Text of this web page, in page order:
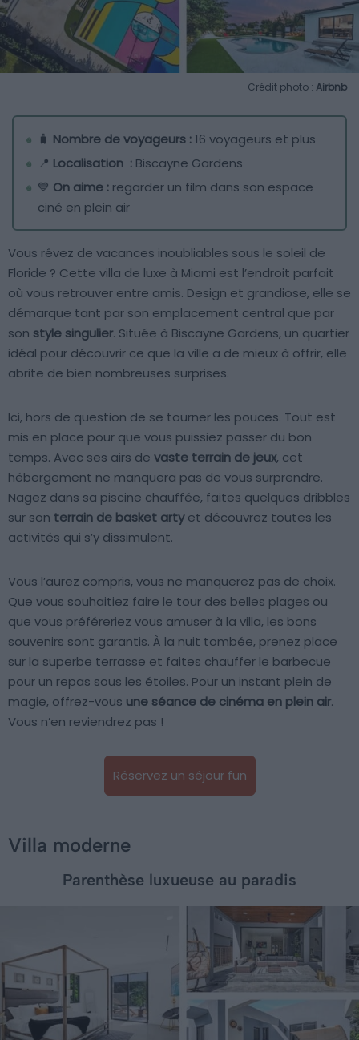
Crédit photo : Airbnb
🧳 Nombre de voyageurs :16 voyageurs et plus
📍 Localisation : Biscayne Gardens
💙 On aime : regarder un film dans son espace
ciné en plein air
Vous rêvez de vacances inoubliables sous le soleil de
Floride ? Cette villa de luxe à Miami est l’endroit parfait
où vous retrouver entre amis. Design et grandiose, elle se
démarque tant par son emplacement central que par
son style singulier. Située à Biscayne Gardens, un quartier
idéal pour découvrir ce que la ville a de mieux à offrir, elle
abrite de bien nombreuses surprises.
Ici, hors de question de se tourner les pouces. Tout est
mis en place pour que vous puissiez passer du bon
temps. Avec ses airs de vaste terrain de jeux, cet
hébergement ne manquera pas de vous surprendre.
Nagez dans sa piscine chauffée, faites quelques dribbles
sur son terrain de basket artyet découvrez toutes les
activités qui s’y dissimulent.
Vous l’aurez compris, vous ne manquerez pas de choix.
Que vous souhaitiez faire le tour des belles plages ou
que vous préféreriez vous amuser à la villa, les bons
souvenirs sont garantis. À la nuit tombée, prenez place
sur la superbe terrasse et faites chauffer le barbecue
pour un repas sous les étoiles. Pour un instant plein de
magie, offrez-vous une séance de cinéma en plein air.
Vous n’en reviendrez pas !
Réservez un séjour fun
Villa moderne
Parenthèse luxueuse au paradis